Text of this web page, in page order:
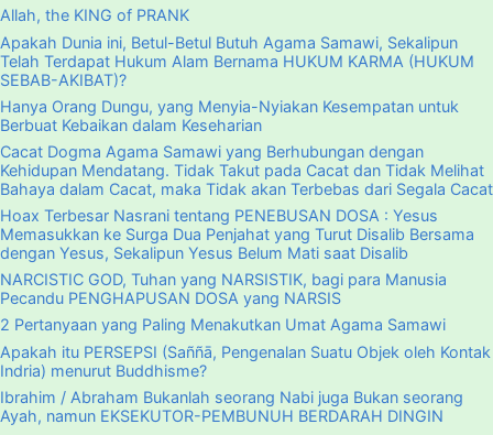
Allah, the KING of PRANK
Apakah Dunia ini, Betul-Betul Butuh Agama Samawi, Sekalipun
Telah Terdapat Hukum Alam Bernama HUKUM KARMA (HUKUM
SEBAB-AKIBAT)?
Hanya Orang Dungu, yang Menyia-Nyiakan Kesempatan untuk
Berbuat Kebaikan dalam Keseharian
Cacat Dogma Agama Samawi yang Berhubungan dengan
Kehidupan Mendatang. Tidak Takut pada Cacat dan Tidak Melihat
Bahaya dalam Cacat, maka Tidak akan Terbebas dari Segala Cacat
Hoax Terbesar Nasrani tentang PENEBUSAN DOSA : Yesus
Memasukkan ke Surga Dua Penjahat yang Turut Disalib Bersama
dengan Yesus, Sekalipun Yesus Belum Mati saat Disalib
NARCISTIC GOD, Tuhan yang NARSISTIK, bagi para Manusia
Pecandu PENGHAPUSAN DOSA yang NARSIS
2 Pertanyaan yang Paling Menakutkan Umat Agama Samawi
Apakah itu PERSEPSI (Saññā, Pengenalan Suatu Objek oleh Kontak
Indria) menurut Buddhisme?
Ibrahim / Abraham Bukanlah seorang Nabi juga Bukan seorang
Ayah, namun EKSEKUTOR-PEMBUNUH BERDARAH DINGIN